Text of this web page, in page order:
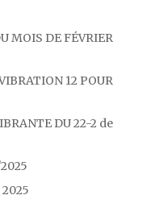
MOIS DE FÉVRIER
12 POUR
DU 22-2 de